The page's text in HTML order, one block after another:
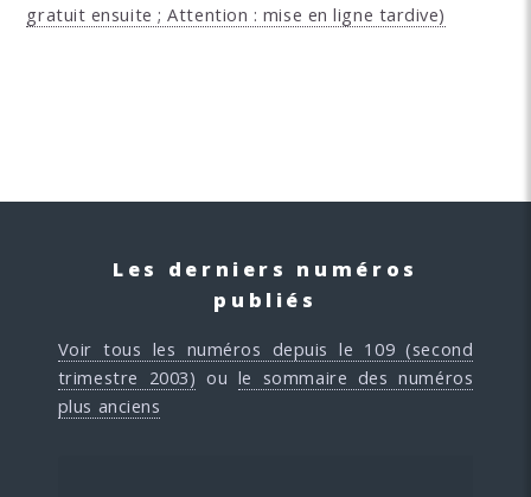
gratuit ensuite ; Attention : mise en ligne tardive)
Les derniers numéros
publiés
Voir tous les numéros depuis le 109 (second
trimestre 2003) ou le sommaire des numéros
plus anciens